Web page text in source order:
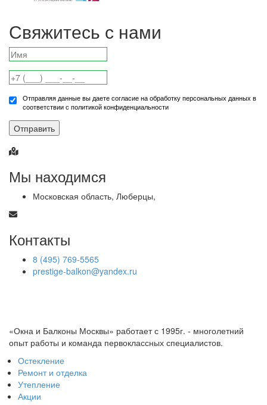
Свяжитесь с нами
Отправляя данные вы даете согласие на обработку персональных данных в
соответствии с политикой конфиденциальности
Отправить
Мы находимся
Московская область, Люберцы,
Контакты
8 (495) 769-5565
prestige-balkon@yandex.ru
«Окна и Балконы Москвы» работает с 1995г. - многолетний
опыт работы и команда первоклассных специалистов.
Остекление
Ремонт и отделка
Утепление
Акции